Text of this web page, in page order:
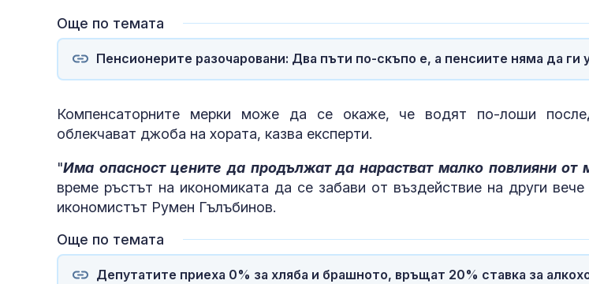
Още по темата
Пенсионерите разочаровани: Два пъти по-скъпо е, а пенсиите няма да ги
Компенсаторните мерки може да се окаже, че водят по-лоши
облекчават джоба на хората, казва експерти.
"Има опасност цените да продължат да нарастват малко повлияни от
време ръстът на икономиката да се забави от въздействие на други
икономистът Румен Гълъбинов.
Още по темата
Депутатите приеха 0% за хляба и брашното, връщат 20% ставка за